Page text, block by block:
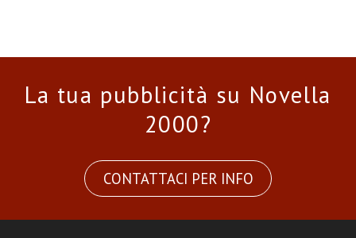
La tua pubblicità su Novella
2000?
CONTATTACI PER INFO